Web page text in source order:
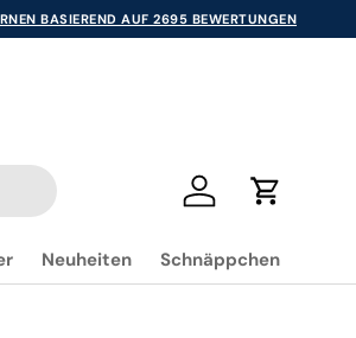
BASIEREND AUF 2695 BEWERTUNGEN
Einloggen
Neuheiten Schnäppchen